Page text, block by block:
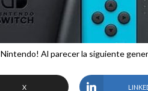
Nintendo! Al parecer la siguiente
X